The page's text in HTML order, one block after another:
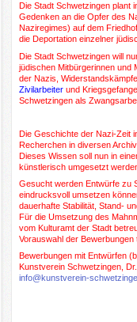
Die Stadt Schwetzingen plant
Gedenken an die Opfer des
Naziregimes) auf dem
die Deportation einzelner
Die Stadt Schwetzingen will
jüdischen Mitbürgerinnen und
der Nazis,
Zivilarbeiterund
Schwetzingen als
Die Geschichte der Nazi-Zeit
Recherchen in diversen
Dieses Wissen soll nun in
künstlerisch umgesetzt
Gesucht werden Entwürfe zu
eindrucksvoll umsetzen
dauerhafte Stabilität, Stand-
Für die Umsetzung des
vom Kulturamt der Stadt
Vorauswahl der
Bewerbungen mit Entwürfen
Kunstverein Schwetzingen,
info@kunstverein-